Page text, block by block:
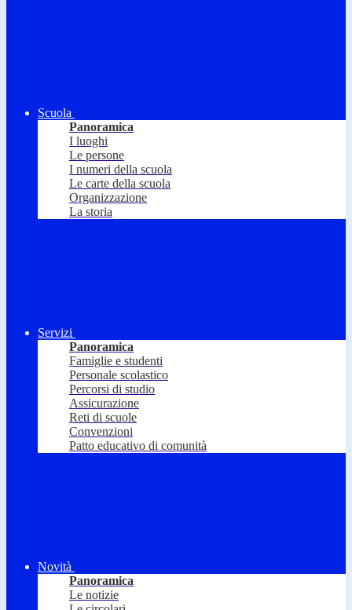
Scuola
Panoramica
I luoghi
Le persone
I numeri della scuola
Le carte della scuola
Organizzazione
La storia
Servizi
Panoramica
Famiglie e studenti
Personale scolastico
Percorsi di studio
Assicurazione
Reti di scuole
Convenzioni
Patto educativo di comunità
Novità
Panoramica
Le notizie